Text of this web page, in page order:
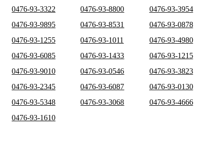
0476-93-3322
0476-93-8800
0476-93-3954
0476-93-9895
0476-93-8531
0476-93-0878
0476-93-1255
0476-93-1011
0476-93-4980
0476-93-6085
0476-93-1433
0476-93-1215
0476-93-9010
0476-93-0546
0476-93-3823
0476-93-2345
0476-93-6087
0476-93-0130
0476-93-5348
0476-93-3068
0476-93-4666
0476-93-1610